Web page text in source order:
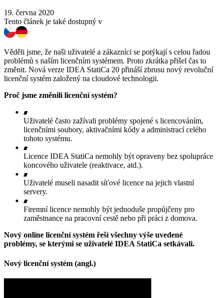
19. června 2020
Tento článek je také dostupný v
Věděli jsme, že naši uživatelé a zákazníci se potýkají s celou řadou
problémů s naším licenčním systémem. Proto zkrátka přišel čas to
změnit. Nová verze IDEA StatiCa 20 přináší zbrusu nový revoluční
licenční systém založený na cloudové technologii.
Proč jsme změnili licenční systém?
Uživatelé často zažívali problémy spojené s licencováním,
licenčními soubory, aktivačními kódy a administrací celého
tohoto systému.
Licence IDEA StatiCa nemohly být opraveny bez spolupráce
koncového uživatele (reaktivace, atd.).
Uživatelé museli nasadit síťové licence na jejich vlastní
servery.
Firemní licence nemohly být jednoduše propůjčeny pro
zaměstnance na pracovní cestě nebo při práci z domova.
Nový online licenční systém řeší všechny výše uvedené
problémy, se kterými se uživatelé IDEA StatiCa setkávali.
Nový licenční systém (angl.)